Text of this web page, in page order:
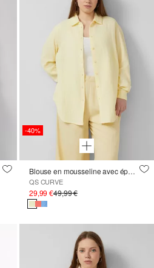
-40%
Blouse en mousseline avec épaules recoupées
QS CURVE
29,99 €49,99 €